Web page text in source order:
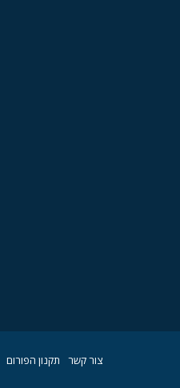
צור קשר תקנון הפורום